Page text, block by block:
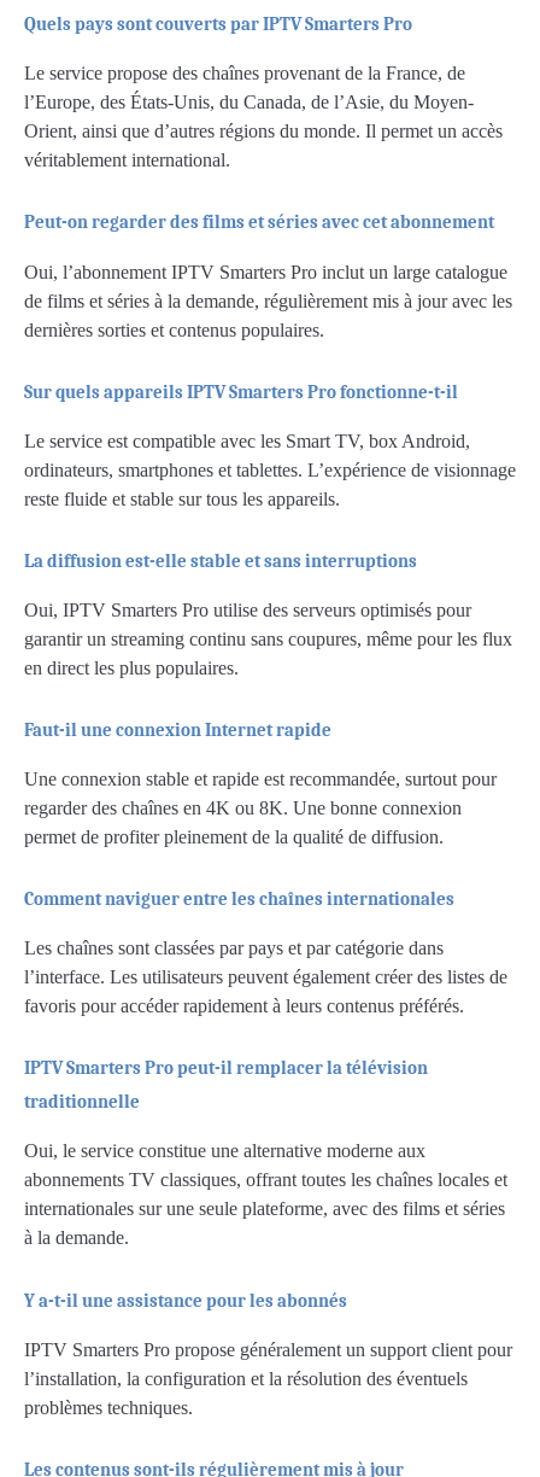
Quels pays sont couverts par IPTV Smarters Pro
Le service propose des chaînes provenant de la France, de
l’Europe, des États-Unis, du Canada, de l’Asie, du Moyen-
Orient, ainsi que d’autres régions du monde. Il permet un accès
véritablement international.
Peut-on regarder des films et séries avec cet abonnement
Oui, l’abonnement IPTV Smarters Pro inclut un large catalogue
de films et séries à la demande, régulièrement mis à jour avec les
dernières sorties et contenus populaires.
Sur quels appareils IPTV Smarters Pro fonctionne-t-il
Le service est compatible avec les Smart TV, box Android,
ordinateurs, smartphones et tablettes. L’expérience de visionnage
reste fluide et stable sur tous les appareils.
La diffusion est-elle stable et sans interruptions
Oui, IPTV Smarters Pro utilise des serveurs optimisés pour
garantir un streaming continu sans coupures, même pour les flux
en direct les plus populaires.
Faut-il une connexion Internet rapide
Une connexion stable et rapide est recommandée, surtout pour
regarder des chaînes en 4K ou 8K. Une bonne connexion
permet de profiter pleinement de la qualité de diffusion.
Comment naviguer entre les chaînes internationales
Les chaînes sont classées par pays et par catégorie dans
l’interface. Les utilisateurs peuvent également créer des listes de
favoris pour accéder rapidement à leurs contenus préférés.
IPTV Smarters Pro peut-il remplacer la télévision
traditionnelle
Oui, le service constitue une alternative moderne aux
abonnements TV classiques, offrant toutes les chaînes locales et
internationales sur une seule plateforme, avec des films et séries
à la demande.
Y a-t-il une assistance pour les abonnés
IPTV Smarters Pro propose généralement un support client pour
l’installation, la configuration et la résolution des éventuels
problèmes techniques.
Les contenus sont-ils régulièrement mis à jour